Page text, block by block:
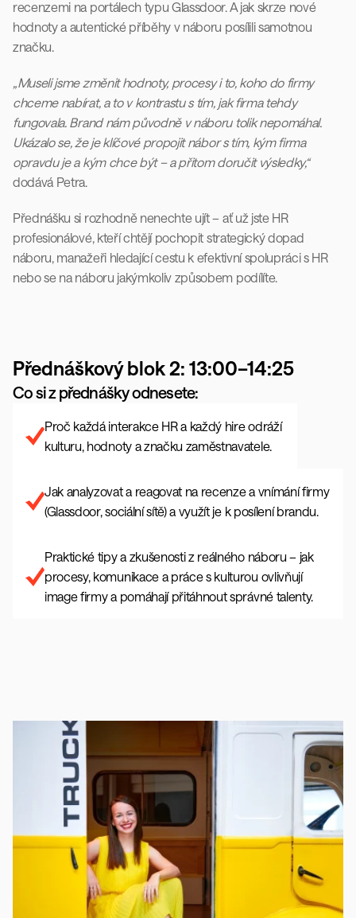
recenzemi na portálech typu Glassdoor. A jak skrze nové
hodnoty a autentické příběhy v náboru posílili samotnou
značku.
„Museli jsme změnit hodnoty, procesy i to, koho do firmy
chceme nabírat, a to v kontrastu s tím, jak firma tehdy
fungovala. Brand nám původně v náboru tolik nepomáhal.
Ukázalo se, že je klíčové propojit nábor s tím, kým firma
opravdu je a kým chce být – a přitom doručit výsledky,“
dodává Petra.
Přednášku si rozhodně nenechte ujít – ať už jste HR
profesionálové, kteří chtějí pochopit strategický dopad
náboru, manažeři hledající cestu k efektivní spolupráci s HR
nebo se na náboru jakýmkoliv způsobem podílíte.
Přednáškový blok 2: 13:00–14:25
Co si z přednášky odnesete:
Proč každá interakce HR a každý hire odráží
kulturu, hodnoty a značku zaměstnavatele.
Jak analyzovat a reagovat na recenze a vnímání firmy
(Glassdoor, sociální sítě) a využít je k posílení brandu.
Praktické tipy a zkušenosti z reálného náboru – jak
procesy, komunikace a práce s kulturou ovlivňují
image firmy a pomáhají přitáhnout správné talenty.